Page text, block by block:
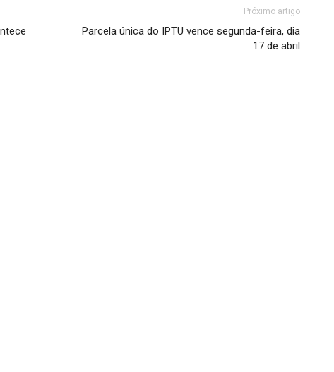
Próximo artigo
Parcela única do IPTU vence segunda-feira, dia
17 de abril